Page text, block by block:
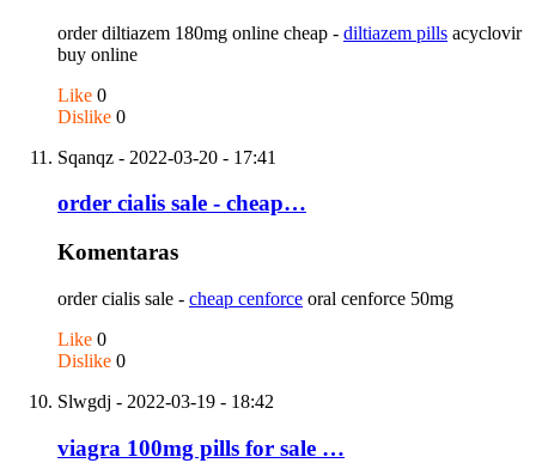
order diltiazem 180mg online cheap - diltiazem pills acyclovir
buy online
Like 0
Dislike 0
Sqanqz - 2022-03-20 - 17:41
order cialis sale - cheap…
Komentaras
order cialis sale - cheap cenforce oral cenforce 50mg
Like 0
Dislike 0
Slwgdj - 2022-03-19 - 18:42
viagra 100mg pills for sale …